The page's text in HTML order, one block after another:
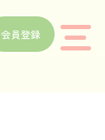
会員登録